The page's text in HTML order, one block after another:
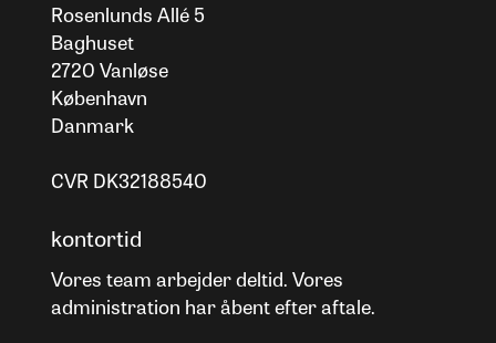
Rosenlunds Allé 5
Baghuset
2720 Vanløse
København
Danmark
CVR DK32188540
kontortid
Vores team arbejder deltid. Vores
administration har åbent efter aftale.